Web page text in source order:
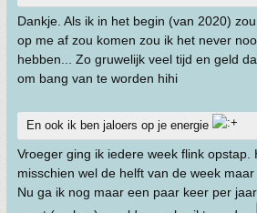
Dankje. Als ik in het begin (van 2020)
op me af zou komen zou ik het never
hebben... Zo gruwelijk veel tijd en geld
om bang van te worden hihi
En ook ik ben jaloers op je energie
Vroeger ging ik iedere week flink opstap.
misschien wel de helft van de week maar
Nu ga ik nog maar een paar keer per